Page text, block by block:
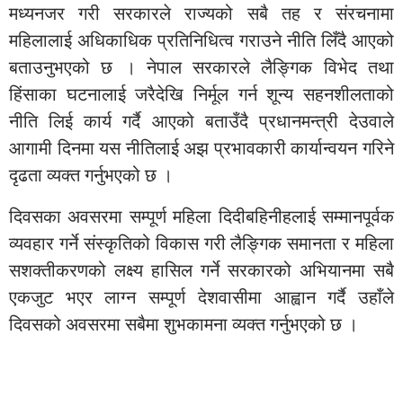
मध्यनजर गरी सरकारले राज्यको सबै तह र संरचनामा
महिलालाई अधिकाधिक प्रतिनिधित्व गराउने नीति लिँदै आएको
बताउनुभएको छ । नेपाल सरकारले लैङ्गिक विभेद तथा
हिंसाका घटनालाई जरैदेखि निर्मूल गर्न शून्य सहनशीलताको
नीति लिई कार्य गर्दै आएको बताउँदै प्रधानमन्त्री देउवाले
आगामी दिनमा यस नीतिलाई अझ प्रभावकारी कार्यान्वयन गरिने
दृढता व्यक्त गर्नुभएको छ ।
दिवसका अवसरमा सम्पूर्ण महिला दिदीबहिनीहलाई सम्मानपूर्वक
व्यवहार गर्ने संस्कृतिको विकास गरी लैङ्गिक समानता र महिला
सशक्तीकरणको लक्ष्य हासिल गर्ने सरकारको अभियानमा सबै
एकजुट भएर लाग्न सम्पूर्ण देशवासीमा आह्वान गर्दै उहाँले
दिवसको अवसरमा सबैमा शुभकामना व्यक्त गर्नुभएको छ ।